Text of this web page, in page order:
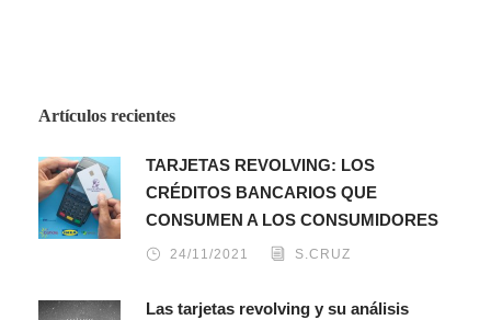
Artículos recientes
TARJETAS REVOLVING: LOS
CRÉDITOS BANCARIOS QUE
CONSUMEN A LOS CONSUMIDORES
24/11/2021 S.CRUZ
Las tarjetas revolving y su análisis